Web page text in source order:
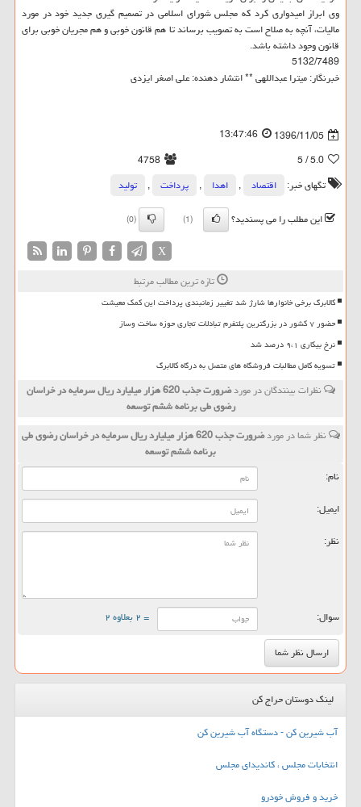
وی ابراز امیدواری كرد كه مجلس شورای اسلامی در تصمیم گیری جدید خود در مورد
مالیات، آنچه به صلاح است به تصویب برساند تا هم قانون خوبی و هم مجریان خوبی برای
قانون وجود داشته باشد.
5132/7489
خبرنگار: میترا عبداللهی ** انتشار دهنده: علی اصغر ایزدی
1396/11/05
13:47:46
5.0
/ 5
4758
تگهای خبر:
اقتصاد , اهدا , پرداخت ,
تولید
این مطلب را می پسندید؟
(1)
(0)
X
تازه ترین مطالب مرتبط
کالابرگ برخی خانوارها شارژ شد تغییر زمانبندی پرداخت این کمک معیشت
حضور ۷ کشور در بزرگترین پلتفرم تبادلات تجاری حوزه ساخت وساز
نرخ بیکاری ۹،۱ درصد شد
تسویه کامل مطالبات فروشگاه های متصل به درگاه کالابرگ
نظرات بینندگان در مورد
ضرورت جذب 620 هزار میلیارد ریال سرمایه در خراسان
رضوی طی برنامه ششم توسعه
نظر شما در مورد
ضرورت جذب 620 هزار میلیارد ریال سرمایه در خراسان رضوی طی
برنامه ششم توسعه
نام:
ایمیل:
نظر:
سوال: = ۲ بعلاوه ۲
لینک دوستان حراج کن
آب شیرین کن - دستگاه آب شیرین کن
انتخابات مجلس ، کاندیدای مجلس
خرید و فروش خودرو